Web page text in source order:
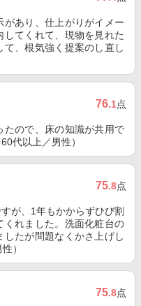
あり、仕上がりがイメー
てくれて、現物を見れた
、根気強く提案のし直し
76.1点
たので、床の知識が共用で
代以上／男性）
75.8点
が、1年もかからずひび割
くれました。洗面化粧台の
たが問題なくかさ上げし
）
75.8点